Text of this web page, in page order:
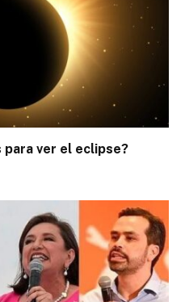
para ver el eclipse?